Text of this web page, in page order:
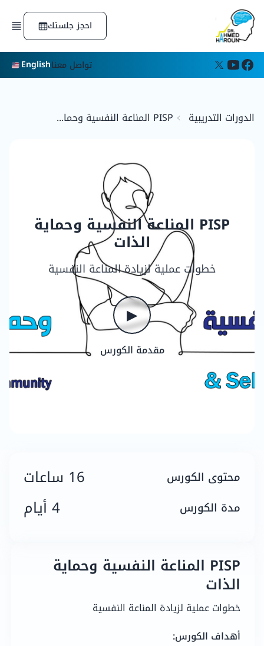
احجز جلستك
المقالات
عن الدكتور
تواصل معناEnglish
الدورات التدريبية PISP المناعة النفسية وحما...
PISP المناعة النفسية وحماية
الذات
خطوات عملية لزيادة المناعة النفسية
▶
مقدمة الكورس
محتوى الكورس 16 ساعات
مدة الكورس 4 أيام
PISP المناعة النفسية وحماية
الذات
خطوات عملية لزيادة المناعة النفسية
أهداف الكورس: